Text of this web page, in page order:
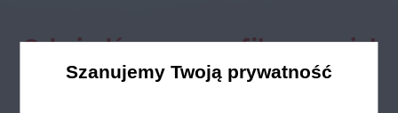
Odwiedź nasze profile w social
mediach
Szanujemy Twoją prywatność